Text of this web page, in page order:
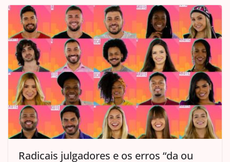
Radicais julgadores e os erros “da ou